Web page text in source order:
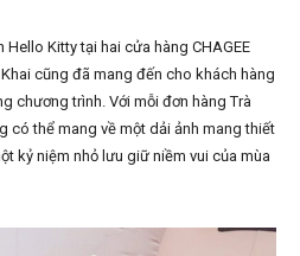
Kitty tại hai cửa hàng CHAGEE
cũng đã mang đến cho khách hàng
chương trình. Với mỗi đơn hàng Trà
có thể mang về một dải ảnh mang thiết
kỷ niệm nhỏ lưu giữ niềm vui của mùa